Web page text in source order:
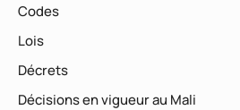
Codes
Lois
Décrets
Décisions en vigueur au Mali